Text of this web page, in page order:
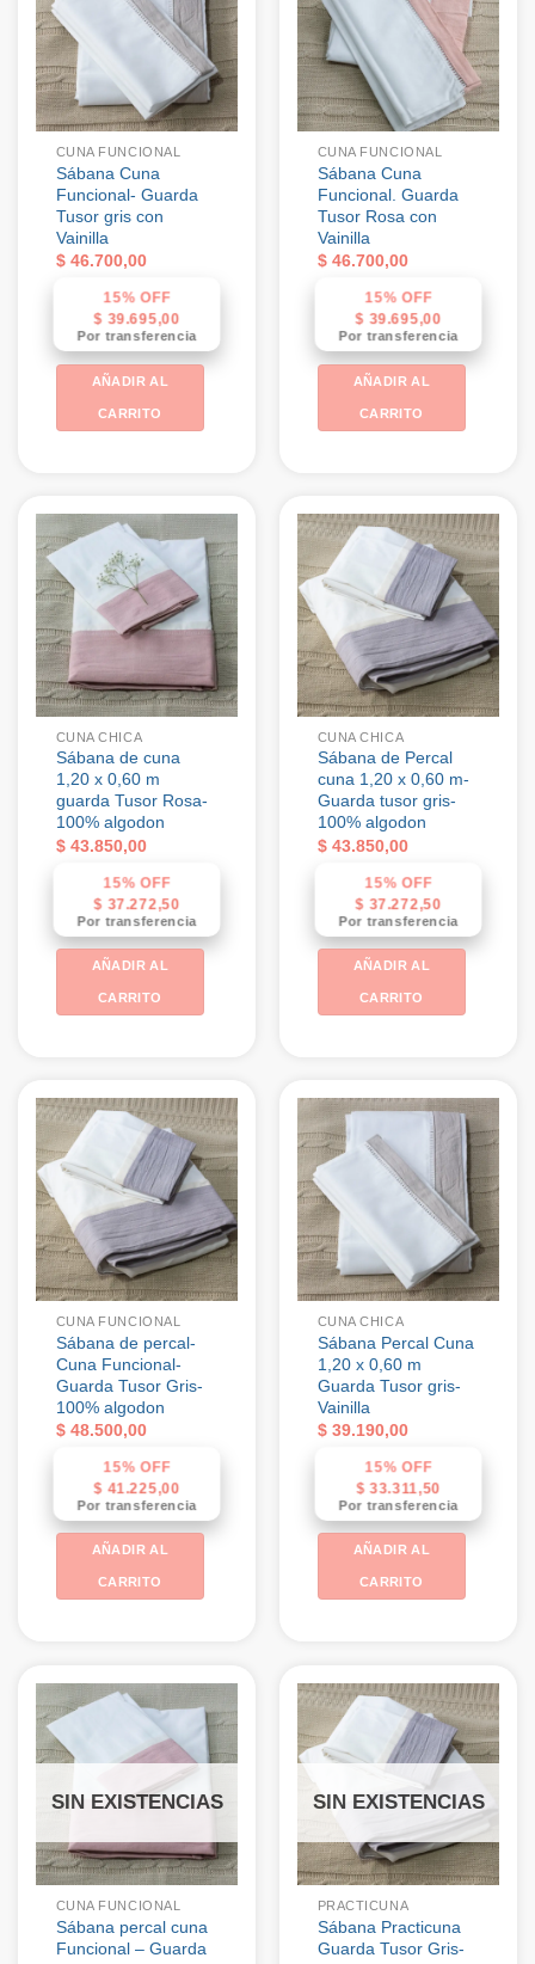
CUNA FUNCIONAL
Sábana Cuna
Funcional- Guarda
Tusor gris con
Vainilla
$46.700,00
15% OFF
$ 39.695,00
Por transferencia
AÑADIR AL
CARRITO
CUNA FUNCIONAL
Sábana Cuna
Funcional. Guarda
Tusor Rosa con
Vainilla
$46.700,00
15% OFF
$ 39.695,00
Por transferencia
AÑADIR AL
CARRITO
CUNA CHICA
Sábana de cuna
1,20 x 0,60 m
guarda Tusor Rosa-
100% algodon
$43.850,00
15% OFF
$ 37.272,50
Por transferencia
AÑADIR AL
CARRITO
CUNA CHICA
Sábana de Percal
cuna 1,20 x 0,60 m-
Guarda tusor gris-
100% algodon
$43.850,00
15% OFF
$ 37.272,50
Por transferencia
AÑADIR AL
CARRITO
CUNA FUNCIONAL
Sábana de percal-
Cuna Funcional-
Guarda Tusor Gris-
100% algodon
$48.500,00
15% OFF
$ 41.225,00
Por transferencia
AÑADIR AL
CARRITO
CUNA CHICA
Sábana Percal Cuna
1,20 x 0,60 m
Guarda Tusor gris-
Vainilla
$39.190,00
15% OFF
$ 33.311,50
Por transferencia
AÑADIR AL
CARRITO
SIN EXISTENCIAS
CUNA FUNCIONAL
Sábana percal cuna
Funcional – Guarda
SIN EXISTENCIAS
PRACTICUNA
Sábana Practicuna
Guarda Tusor Gris-